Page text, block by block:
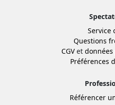
Service
Questions
CGVet
Préférences
Référencer